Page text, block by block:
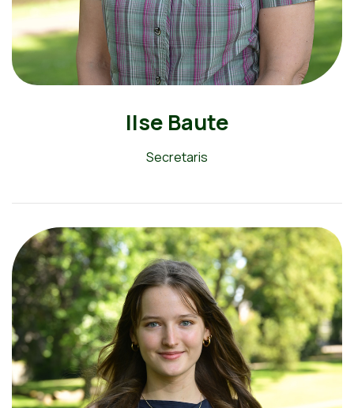
Ilse Baute
Secretaris